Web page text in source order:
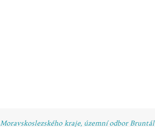
kraje, územní odbor Bruntál